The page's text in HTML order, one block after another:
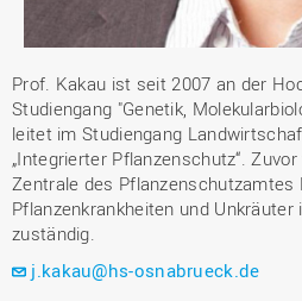
Prof. Kakau ist seit 2007 an der
Studiengang "Genetik,
leitet im Studiengang
„Integrierter Pflanzenschutz“.
Zentrale des
Pflanzenkrankheiten und
zuständig.
j.kakau@hs-osnabrueck.de